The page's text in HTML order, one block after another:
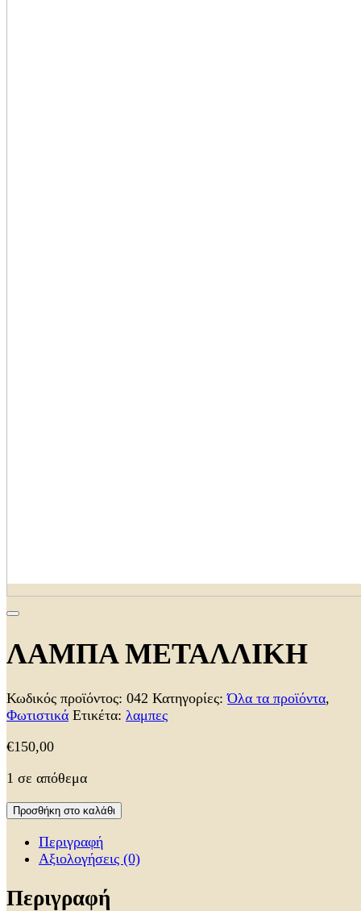
ΛΑΜΠΑ ΜΕΤΑΛΛΙΚΗ
Κωδικός προϊόντος: 042 Κατηγορίες:Όλα τα προϊόντα,
Φωτιστικά Ετικέτα: λαμπες
€150,00
1 σε απόθεμα
Προσθήκη στο καλάθι
Περιγραφή
Αξιολογήσεις (0)
Περιγραφή